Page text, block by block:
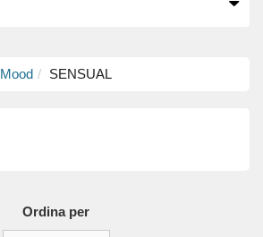
Mood SENSUAL
Ordina per